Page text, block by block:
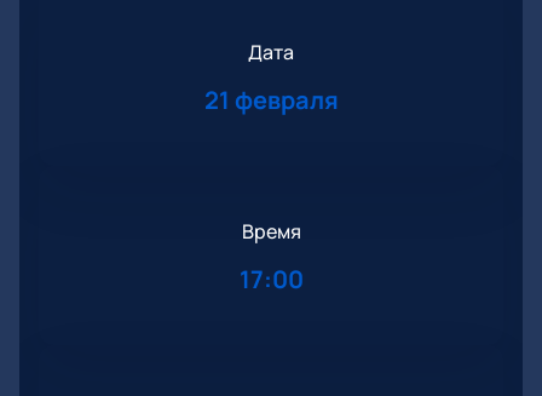
Дата
21 февраля
Время
17:00